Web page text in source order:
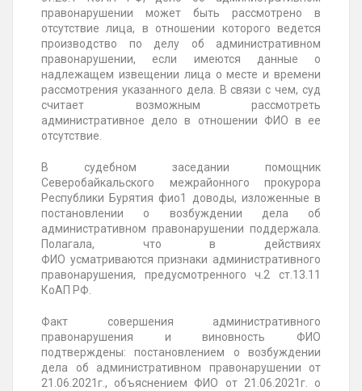
правонарушении может быть рассмотрено в
отсутствие лица, в отношении которого ведется
производство по делу об административном
правонарушении, если имеются данные о
надлежащем извещении лица о месте и времени
рассмотрения указанного дела. В связи с чем, суд
считает возможным рассмотреть
административное дело в отношении ФИО в ее
отсутствие.
В судебном заседании помощник
Северобайкальского межрайонного прокурора
Республики Бурятияфио1
доводы, изложенные в
постановлении о возбуждении дела об
административном правонарушении поддержала.
Полагала, что в действиях
ФИО усматриваются признаки административного
правонарушения, предусмотренного ч.2 ст.13.11
КоАП РФ.
Факт совершения административного
правонарушения и виновность ФИО
подтверждены: постановлением о возбуждении
дела об административном правонарушении от
21.06.2021г., объяснением ФИО от 21.06.2021г. о